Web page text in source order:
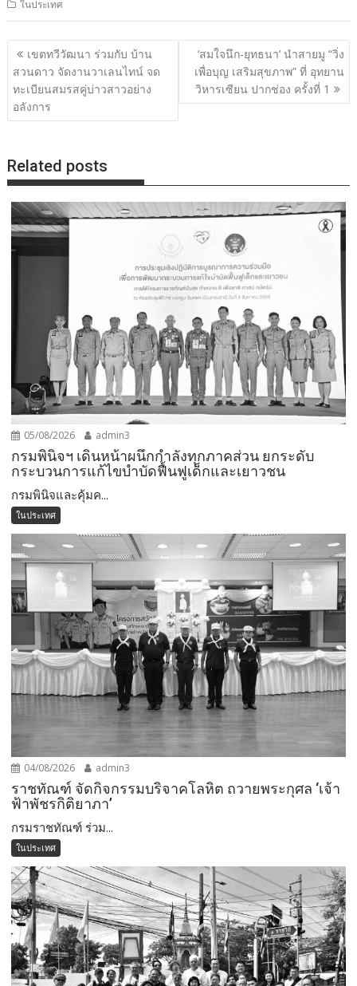
ในประเทศ
แนะแนว
เรื่อง
เขตทวีวัฒนา ร่วมกับ บ้าน
สวนดาว จัดงานวาเลนไทน์ จด
ทะเบียนสมรสคู่บ่าวสาวอย่าง
อลังการ
‘สมใจนึก-ยุทธนา’ นำสายมู “วิ่ง
เพื่อบุญ เสริมสุขภาพ” ที่ อุทยาน
วิหารเซียน ปากช่อง ครั้งที่ 1
Related posts
05/08/2026 admin3
กรมพินิจฯ เดินหน้าผนึกกำลังทุกภาคส่วน ยกระดับ
กระบวนการแก้ไขบำบัดฟื้นฟูเด็กและเยาวชน
กรมพินิจและคุ้มค...
ในประเทศ
04/08/2026 admin3
ราชทัณฑ์ จัดกิจกรรมบริจาคโลหิต ถวายพระกุศล ‘เจ้า
ฟ้าพัชรกิติยาภา’
กรมราชทัณฑ์ ร่วม...
ในประเทศ